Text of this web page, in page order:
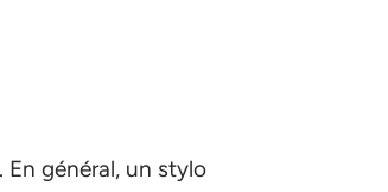
En général, un stylo